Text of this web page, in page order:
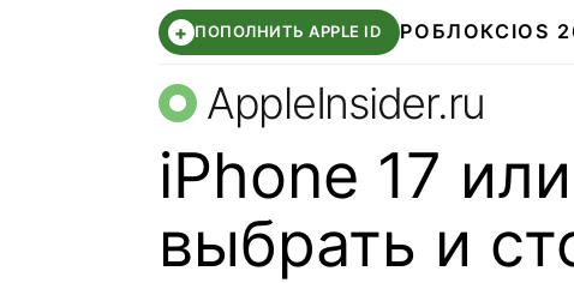
+ ПОПОЛНИТЬ APPLE ID РОБЛОКС IOS
AppleInsider.ru
iPhone 17
выбрать и